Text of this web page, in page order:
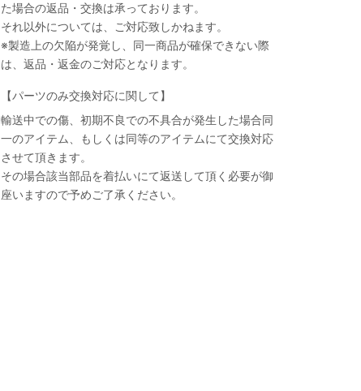
た場合の返品・交換は承っております。
それ以外については、ご対応致しかねます。
※製造上の欠陥が発覚し、同一商品が確保できない際
は、返品・返金のご対応となります。
【パーツのみ交換対応に関して】
輸送中での傷、初期不良での不具合が発生した場合同
一のアイテム、もしくは同等のアイテムにて交換対応
させて頂きます。
その場合該当部品を着払いにて返送して頂く必要が御
座いますので予めご了承ください。